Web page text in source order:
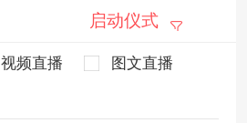
启动仪式
视频直播
图文直播